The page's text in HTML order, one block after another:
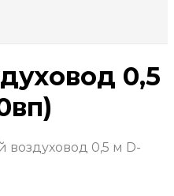
0,5
воздуховод 0,5 м D-